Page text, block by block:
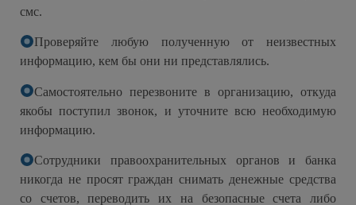
смс.
Проверяйте любую полученную от неизвестных
информацию, кем бы они ни представлялись.
Самостоятельно перезвоните в организацию, откуда
якобы поступил звонок, и уточните всю необходимую
информацию.
Сотрудники правоохранительных органов и банка
никогда не просят граждан снимать денежные средства
со счетов, переводить их на безопасные счета либо